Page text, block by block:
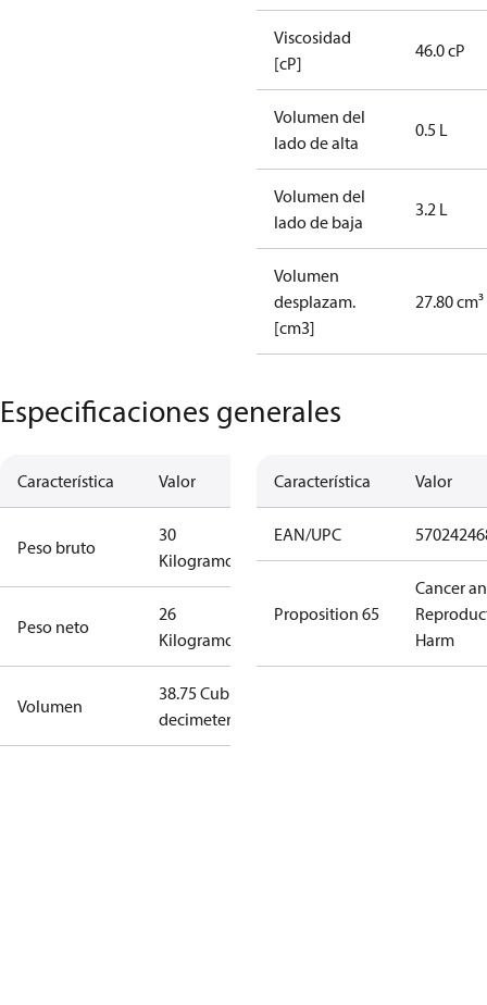
Viscosidad
[cP]
46.0 cP
Volumen del
lado de alta
0.5 L
Volumen del
lado de baja
3.2 L
Volumen
desplazam.
[cm3]
27.80 cm³
Especificaciones generales
Característica Valor
Peso bruto
30
Kilogramo
Peso neto
26
Kilogramo
Volumen
38.75 Cubic
decimeter
Característica Valor
EAN/UPC
Proposition 65
Cancer
Harm